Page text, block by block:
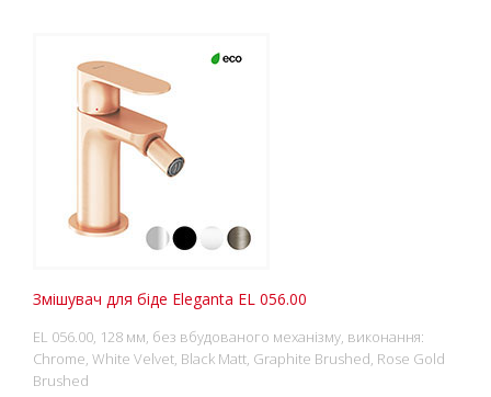
Змішувач для біде Eleganta EL 056.00
EL 056.00, 128 мм, без вбудованого механізму, виконання:
Chrome, White Velvet, Black Matt, Graphite Brushed, Rose Gold
Brushed